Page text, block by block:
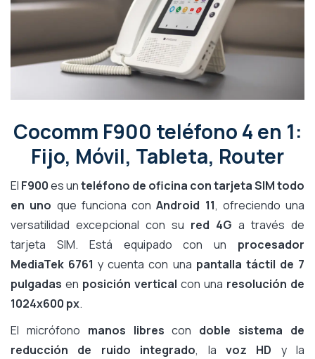
Cocomm F900 teléfono 4 en 1:
Fijo, Móvil, Tableta, Router
El F900es unteléfono de oficina con tarjeta SIM todo
en uno que funciona conAndroid 11, ofreciendo una
versatilidad excepcional con su red 4G a través de
tarjeta SIM. Está equipado con un procesador
MediaTek 6761 y cuenta con una pantalla táctil de 7
pulgadas en posición vertical con una resolución de
1024x600 px.
El micrófono manos libres con doble sistema de
reducción de ruido integrado, la voz HD y la